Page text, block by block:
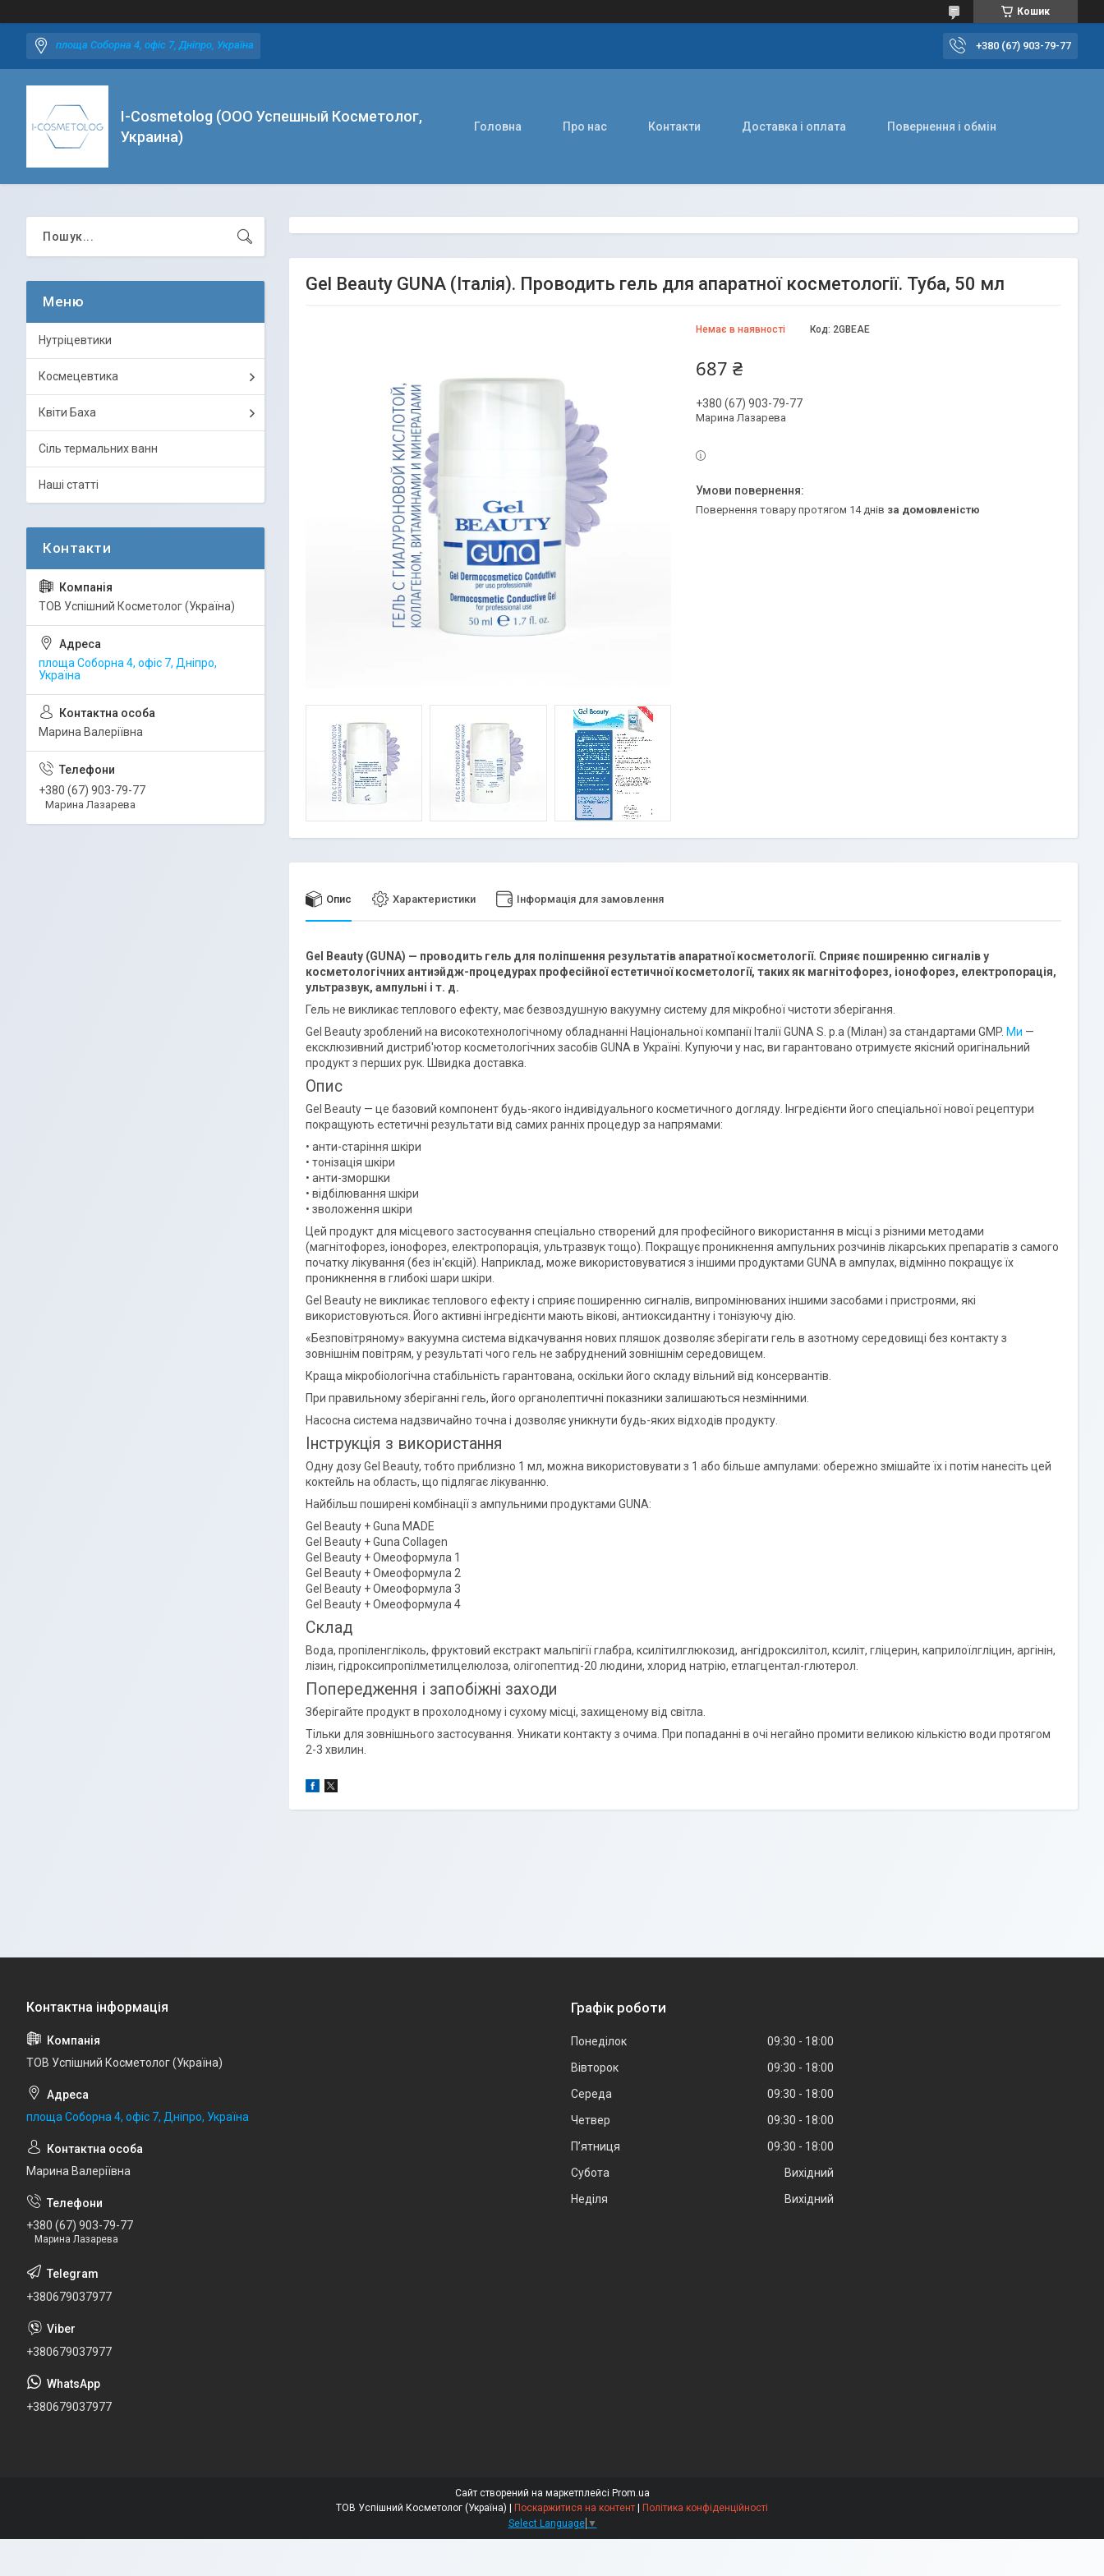
Кошик
площа Соборна 4, офіс 7, Дніпро, Україна +380 (67) 903-79-77
I-Cosmetolog (ООО Успешный Косметолог,
Украина)
Головна Про нас Контакти Доставка і оплата Повернення і обмін
Gel Beauty GUNA (Італія). Проводить гель для апаратної косметології. Туба, 50 мл
Немає в наявності Код: 2GBEAE
687 ₴
+380 (67) 903-79-77
Марина Лазарева
повернення товару протягом 14 днів за домовленістю
Опис Характеристики Інформація для замовлення
Gel Beauty (GUNA) — проводить гель для поліпшення результатів апаратної косметології. Сприяє поширенню сигналів у
косметологічних антиэйдж-процедурах професійної естетичної косметології, таких як магнітофорез, іонофорез, електропорація,
ультразвук, ампульні і т. д.
Гель не викликає теплового ефекту, має безвоздушную вакуумну систему для мікробної чистоти зберігання.
Gel Beauty зроблений на високотехнологічному обладнанні Національної компанії Італії GUNA S. p.a (Мілан) за стандартами GMP. Ми —
ексклюзивний дистриб'ютор косметологічних засобів GUNA в Україні. Купуючи у нас, ви гарантовано отримуєте якісний оригінальний
продукт з перших рук. Швидка доставка.
Опис
Gel Beauty — це базовий компонент будь-якого індивідуального косметичного догляду. Інгредієнти його спеціальної нової рецептури
покращують естетичні результати від самих ранніх процедур за напрямами:
• анти-старіння шкіри
• тонізація шкіри
• анти-зморшки
• відбілювання шкіри
• зволоження шкіри
Цей продукт для місцевого застосування спеціально створений для професійного використання в місці з різними методами
(магнітофорез, іонофорез, електропорація, ультразвук тощо). Покращує проникнення ампульних розчинів лікарських препаратів з самого
початку лікування (без ін'єкцій). Наприклад, може використовуватися з іншими продуктами GUNA в ампулах, відмінно покращує їх
проникнення в глибокі шари шкіри.
Gel Beauty не викликає теплового ефекту і сприяє поширенню сигналів, випромінюваних іншими засобами і пристроями, які
використовуються. Його активні інгредієнти мають вікові, антиоксидантну і тонізуючу дію.
«Безповітряному» вакуумна система відкачування нових пляшок дозволяє зберігати гель в азотному середовищі без контакту з
зовнішнім повітрям, у результаті чого гель не забруднений зовнішнім середовищем.
Краща мікробіологічна стабільність гарантована, оскільки його складу вільний від консервантів.
При правильному зберіганні гель, його органолептичні показники залишаються незмінними.
Насосна система надзвичайно точна і дозволяє уникнути будь-яких відходів продукту.
Інструкція з використання
Одну дозу Gel Beauty, тобто приблизно 1 мл, можна використовувати з 1 або більше ампулами: обережно змішайте їх і потім нанесіть цей
коктейль на область, що підлягає лікуванню.
Найбільш поширені комбінації з ампульними продуктами GUNA:
Gel Beauty + Guna MADE
Gel Beauty + Guna Collagen
Gel Beauty + Омеоформула 1
Gel Beauty + Омеоформула 2
Gel Beauty + Омеоформула 3
Gel Beauty + Омеоформула 4
Склад
Вода, пропіленгліколь, фруктовий екстракт мальпігії глабра, ксилітилглюкозид, ангідроксилітол, ксиліт, гліцерин, каприлоїлгліцин, аргінін,
лізин, гідроксипропілметилцелюлоза, олігопептид-20 людини, хлорид натрію, етлагцентал-глютерол.
Попередження і запобіжні заходи
Зберігайте продукт в прохолодному і сухому місці, захищеному від світла.
Тільки для зовнішнього застосування. Уникати контакту з очима. При попаданні в очі негайно промити великою кількістю води протягом
2-3 хвилин.
Нутріцевтики
Космецевтика
Квіти Баха
Сіль термальних ванн
Наші статті
ТОВ Успішний Косметолог (Україна)
площа Соборна 4, офіс 7, Дніпро,
Україна
Марина Валеріївна
+380 (67) 903-79-77
Марина Лазарева
ТОВ Успішний Косметолог (Україна)
площа Соборна 4, офіс 7, Дніпро, Україна
Марина Валеріївна
+380 (67) 903-79-77
Марина Лазарева
+380679037977
+380679037977
+380679037977
Графік роботи
Понеділок 09:30
18:00
Вівторок
09:30
18:00
Середа
09:30
18:00
Четвер
09:30
18:00
Пʼятниця
09:30
18:00
Субота
Вихідний
Неділя
Вихідний
Сайт створений на маркетплейсі Prom.ua
Поскаржитися на контент
Політика конфіденційності
Select Language ▼